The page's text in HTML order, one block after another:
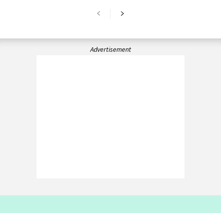
Advertisement